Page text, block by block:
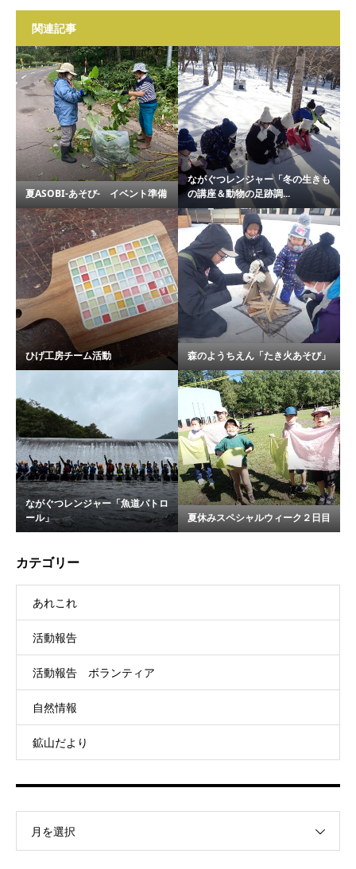
関連記事
夏ASOBI-あそび- イベント準備
ながぐつレンジャー「冬の生きも
の講座＆動物の足跡調...
ひげ工房チーム活動 森のようちえん「たき火あそび」
ながぐつレンジャー「魚道パトロ
ール」
夏休みスペシャルウィーク２日目
カテゴリー
あれこれ
活動報告
活動報告 ボランティア
自然情報
鉱山だより
月を選択